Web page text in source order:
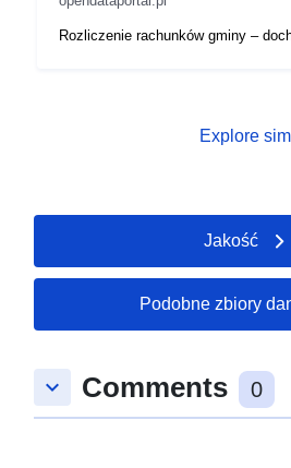
Rozliczenie rachunków gminy –
Explore
Jakość
Podobne zbiory
keyboard_arrow_down Comments 0